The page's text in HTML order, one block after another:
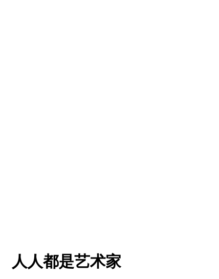
人人都是艺术家